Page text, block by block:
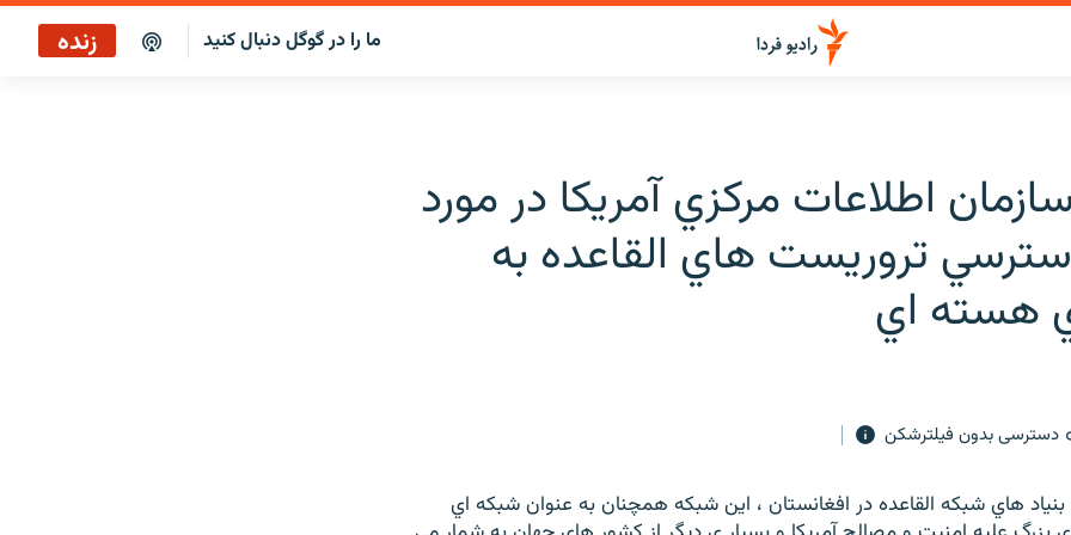
ما را در گوگل دنبال کنید زنده
اطلاعات مركزي آمريكا در مورد
تروريست هاي القاعده به
هسته اي
دسترسی بدون فیلترشکن
هاي شبکه القاعده در افغانستان ، اين شبکه همچنان به عنوان شبکه اي